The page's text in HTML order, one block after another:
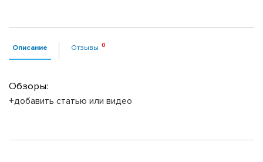
Описание Отзывы
Обзоры:
+добавить статью или видео